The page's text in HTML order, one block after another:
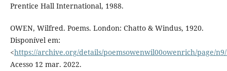
Prentice Hall International, 1988.
OWEN, Wilfred. Poems. London: Chatto & Windus, 1920.
Disponível em:
<https://archive.org/details/poemsowenwil00owenrich/page/
Acesso 12 mar. 2022.